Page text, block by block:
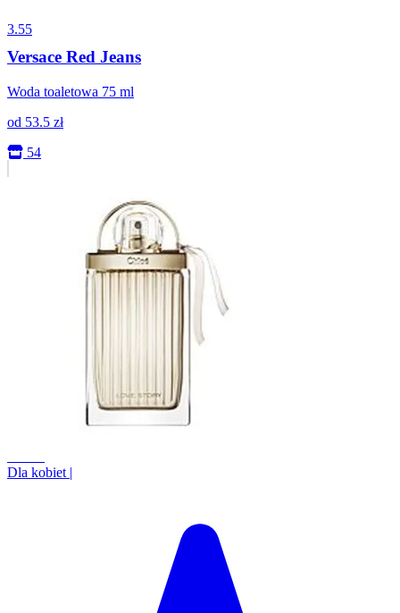
3.55
Versace Red Jeans
Woda toaletowa 75 ml
od 53.5 zł
54
Dla kobiet |